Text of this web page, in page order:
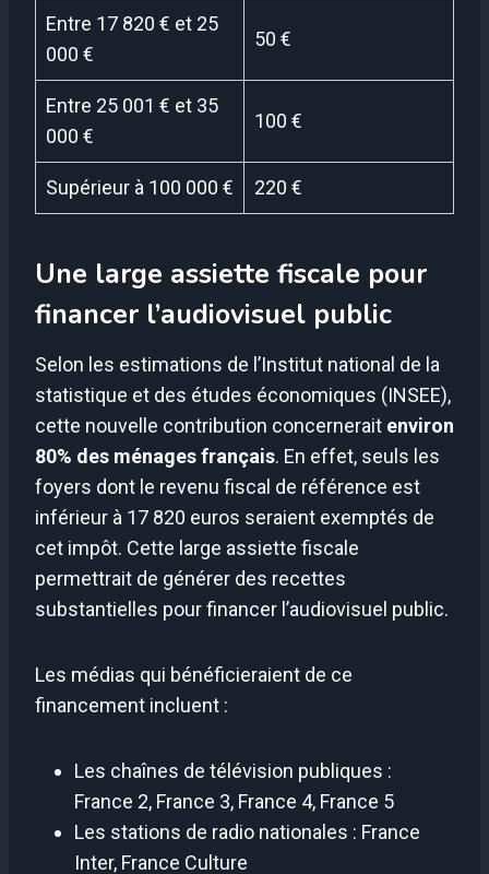
Entre 17 820 € et 25
000 €
50 €
Entre 25 001 € et 35
000 €
100 €
Supérieur à 100 000 € 220 €
Une large assiette fiscale pour
financer l’audiovisuel public
Selon les estimations de l’Institut national de la
statistique et des études économiques (INSEE),
cette nouvelle contribution concernerait environ
80% des ménages français. En effet, seuls les
foyers dont le revenu fiscal de référence est
inférieur à 17 820 euros seraient exemptés de
cet impôt. Cette large assiette fiscale
permettrait de générer des recettes
substantielles pour financer l’audiovisuel public.
Les médias qui bénéficieraient de ce
financement incluent :
Les chaînes de télévision publiques :
France 2, France 3, France 4, France 5
Les stations de radio nationales : France
Inter, France Culture